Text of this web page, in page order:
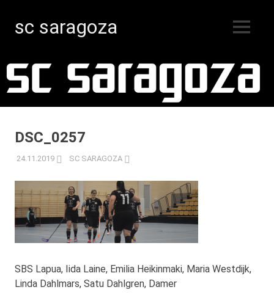
innehåll
sc saragoza
Kristinestad
sedan
MENY
DSC_0257
24.11.2019 SC SARAGOZA
SBS Lapua, Iida Laine, Emilia Heikinmaki, Maria Westdijk,
Linda Dahlmars, Satu Dahlgren, Damer